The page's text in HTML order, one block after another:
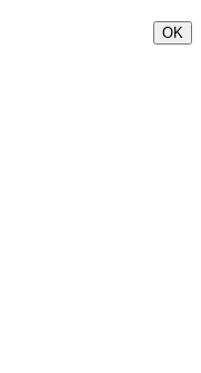
OK